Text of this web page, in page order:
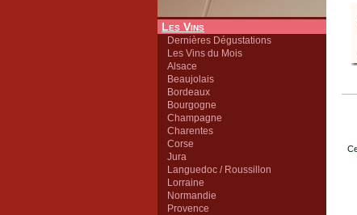
Les Vins
Dernières Dégustations
Les Vins du Mois
Alsace
Beaujolais
Bordeaux
Bourgogne
Champagne
Charentes
Corse
Jura
Languedoc / Roussillon
Lorraine
Normandie
Provence